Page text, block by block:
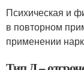
Психическая и
в повторном
применении